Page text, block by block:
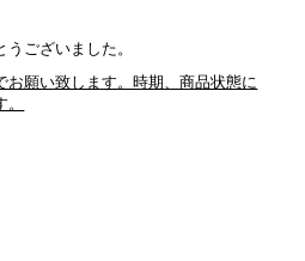
ございました。
願い致します。時期、商品状態に